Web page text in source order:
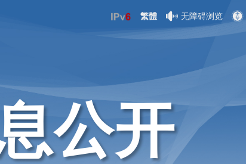
繁體 无障碍浏览
公开